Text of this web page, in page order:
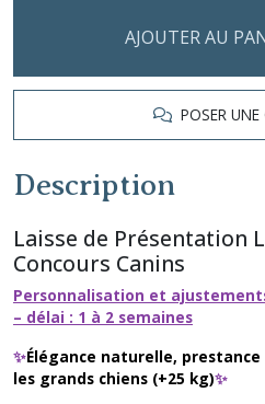
AJOUTER AU
POSER UNE
Description
Laisse de Présentation
Concours Canins
Personnalisation et
– délai : 1 à 2 semaines
✨Élégance naturelle,
les grands chiens (+25 kg)✨